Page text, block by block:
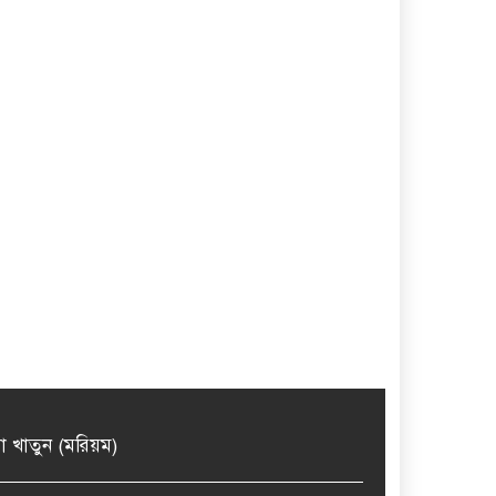
খাতুন (মরিয়ম)